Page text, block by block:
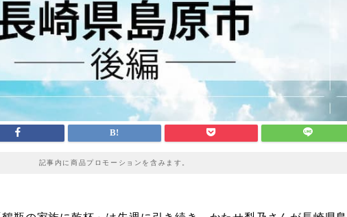
記事内に商品プロモーションを含みます。